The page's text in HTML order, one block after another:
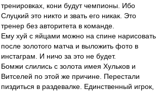
тренировках, кони будут чемпионы. Ибо
Слуцкий это никто и звать его никак. Это
тренер без авторитета в команде.
Ему хуй с яйцами можно на спине нарисовать
после золотого матча и выложить фото в
инстаграм. И ничо за это не будет.
Бомжи слились с золота имея Хульков и
Витселей по этой же причине. Перестали
пиздиться в раздевалке. Единственный игрок,